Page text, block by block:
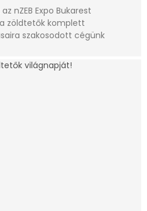
nZEB Expo Bukarest
zöldtetők komplett
szakosodott cégünk